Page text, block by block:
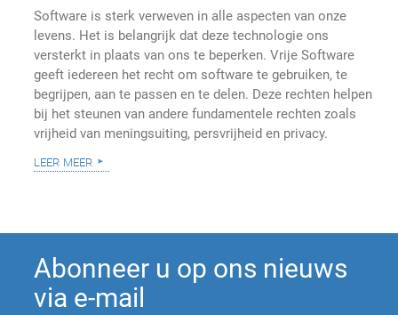
Software is sterk verweven in alle aspecten van onze
levens. Het is belangrijk dat deze technologie ons
versterkt in plaats van ons te beperken. Vrije Software
geeft iedereen het recht om software te gebruiken, te
begrijpen, aan te passen en te delen. Deze rechten helpen
bij het steunen van andere fundamentele rechten zoals
vrijheid van meningsuiting, persvrijheid en privacy.
leer meer
Abonneer u op ons nieuws
via e-mail